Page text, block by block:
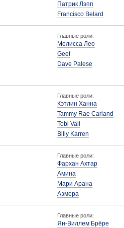
Патрик Лэпп
Francisco Belard
Главные роли:
Мелисса Лео
Geet
Dave Palese
Главные роли:
Кэтлин Ханна
Tammy Rae Carland
Tobi Vail
Billy Karren
Главные роли:
Фархан Ахтар
Амина
Мари Арана
Азмера
Главные роли:
Ян-Виллем Брёре